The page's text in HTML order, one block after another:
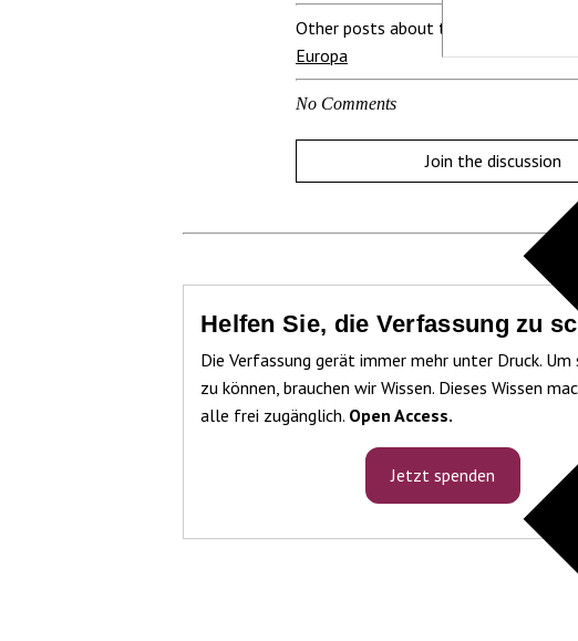
Other posts about this region:
Europa
No Comments
Join the discussion
Helfen Sie, die Verfassung zu
Die Verfassung gerät immer mehr unter Druck. Um
zu können, brauchen wir Wissen. Dieses Wissen
alle frei zugänglich. Open Access.
Jetzt spenden